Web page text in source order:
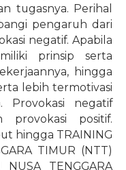
tugasnya. Perihal
pengaruh dari
negatif. Apabila
prinsip serta
hingga
lebih termotivasi
Provokasi negatif
provokasi positif.
hingga TRAINING
TIMUR (NTT)
NUSA TENGGARA